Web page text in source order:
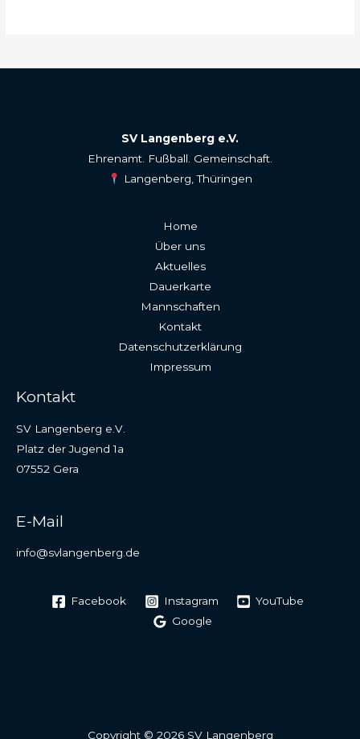
SV Langenberg e.V.
Ehrenamt. Fußball. Gemeinschaft.
Langenberg, Thüringen
Home
Über uns
Aktuelles
Dauerkarte
Mannschaften
Kontakt
Datenschutzerklärung
Impressum
Kontakt
SV Langenberg e.V.
Platz der Jugend 1a
07552 Gera
E-Mail
info@svlangenberg.de
Facebook Instagram
YouTube
Google
Copyright © 2026 SV Langenberg